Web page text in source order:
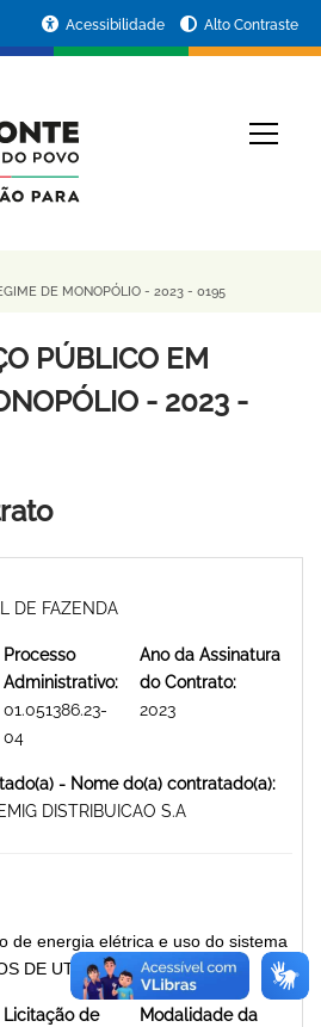
Acessibilidade Alto Contraste
DE MONOPÓLIO - 2023 - 0195
PÚBLICO EM
- 2023 -
DE FAZENDA
Processo
Administrativo:
01.051386.23-
04
Ano da Assinatura
do Contrato:
2023
- Nome do(a) contratado(a):
DISTRIBUICAO S.A
de energia elétrica e uso do sistema
DE UTILIDADE PÚBLICA
Licitação de
Modalidade da